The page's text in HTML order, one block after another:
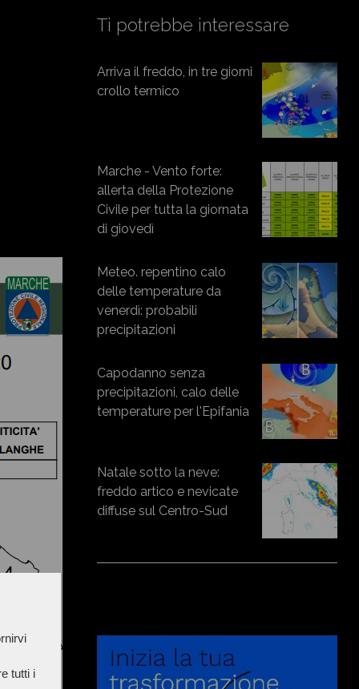
tutti i
Ti potrebbe interessare
Arriva il freddo, in tre giorni
crollo termico
Marche - Vento forte:
allerta della Protezione
Civile per tutta la giornata
di giovedì
Meteo. repentino calo
delle temperature da
venerdì: probabili
precipitazioni
Capodanno senza
precipitazioni, calo delle
temperature per l'Epifania
Natale sotto la neve:
freddo artico e nevicate
diffuse sul Centro-Sud